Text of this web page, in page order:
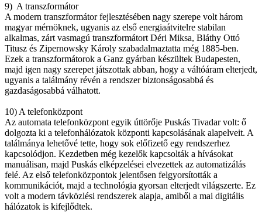
9) A transzformátor
A modern transzformátor fejlesztésében nagy szerepe volt három
magyar mérnöknek, ugyanis az első energiaátvitelre stabilan
alkalmas, zárt vasmagú transzformátort Déri Miksa, Bláthy Ottó
Titusz és Zipernowsky Károly szabadalmaztatta még 1885-ben.
Ezek a transzformátorok a Ganz gyárban készültek Budapesten,
majd igen nagy szerepet játszottak abban, hogy a váltóáram elterjedt,
ugyanis a találmány révén a rendszer biztonságosabbá és
gazdaságosabbá válhatott.
10) A telefonközpont
Az automata telefonközpont egyik úttörője Puskás Tivadar volt: ő
dolgozta ki a telefonhálózatok központi kapcsolásának alapelveit. A
találmánya lehetővé tette, hogy sok előfizető egy rendszerhez
kapcsolódjon. Kezdetben még kezelők kapcsolták a hívásokat
manuálisan, majd Puskás elképzelései elvezettek az automatizálás
felé. Az első telefonközpontok jelentősen felgyorsították a
kommunikációt, majd a technológia gyorsan elterjedt világszerte. Ez
volt a modern távközlési rendszerek alapja, amiből a mai digitális
hálózatok is kifejlődtek.